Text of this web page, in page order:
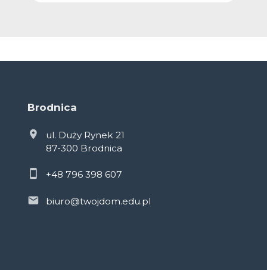
Brodnica
ul. Duży Rynek 21
87-300 Brodnica
+48 796 398 607
biuro@twojdom.edu.pl